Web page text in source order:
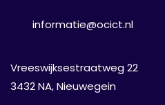
informatie@ocict.nl
Vreeswijksestraatweg 22
3432 NA, Nieuwegein